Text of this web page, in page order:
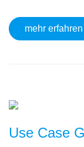
mehr erfahren
Use Case